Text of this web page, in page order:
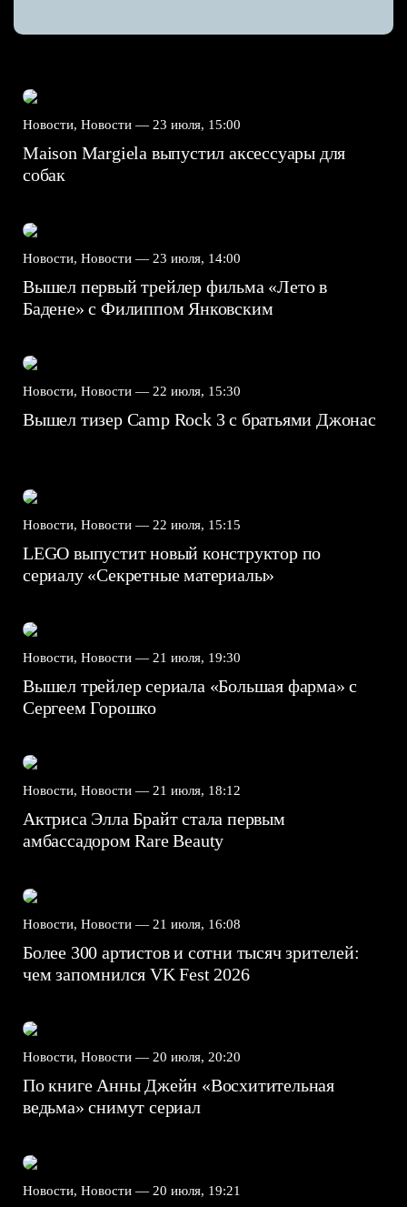
Новости, Новости — 23 июля, 15:00
Maison Margiela выпустил аксессуары для
собак
Новости, Новости — 23 июля, 14:00
Вышел первый трейлер фильма «Лето в
Бадене» с Филиппом Янковским
Новости, Новости — 22 июля, 15:30
Вышел тизер Camp Rock 3 с братьями Джонас
Новости, Новости — 22 июля, 15:15
LEGO выпустит новый конструктор по
сериалу «Секретные материалы»
Новости, Новости — 21 июля, 19:30
Вышел трейлер сериала «Большая фарма» с
Сергеем Горошко
Новости, Новости — 21 июля, 18:12
Актриса Элла Брайт стала первым
амбассадором Rare Beauty
Новости, Новости — 21 июля, 16:08
Более 300 артистов и сотни тысяч зрителей:
чем запомнился VK Fest 2026
Новости, Новости — 20 июля, 20:20
По книге Анны Джейн «Восхитительная
ведьма» снимут сериал
Новости, Новости — 20 июля, 19:21